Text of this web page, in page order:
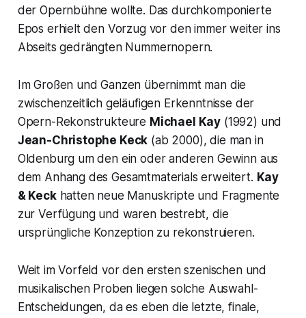
der Opernbühne wollte. Das durchkomponierte
Epos erhielt den Vorzug vor den immer weiter ins
Abseits gedrängten Nummernopern.
Im Großen und Ganzen übernimmt man die
zwischenzeitlich geläufigen Erkenntnisse der
Opern-Rekonstrukteure Michael Kay (1992) und
Jean-Christophe Keck (ab 2000), die man in
Oldenburg um den ein oder anderen Gewinn aus
dem Anhang des Gesamtmaterials erweitert. Kay
& Keckhatten neue Manuskripte und Fragmente
zur Verfügung und waren bestrebt, die
ursprüngliche Konzeption zu rekonstruieren.
Weit im Vorfeld vor den ersten szenischen und
musikalischen Proben liegen solche Auswahl-
Entscheidungen, da es eben die letzte, finale,